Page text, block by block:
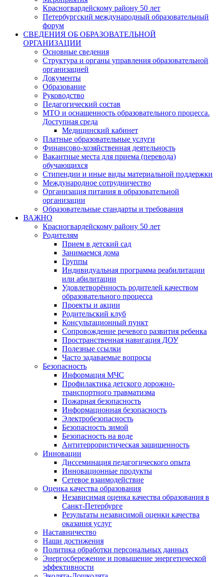
Красногвардейскому району 50 лет
Петербургский международный образовательный
форум
СВЕДЕНИЯ ОБ ОБРАЗОВАТЕЛЬНОЙ
ОРГАНИЗАЦИИ
Основные сведения
Структура и органы управления образовательной
организацией
Документы
Образование
Руководство
Педагогический состав
МТО и оснащенность образовательного процесса.
Доступная среда
Медицинский кабинет
Платные образовательные услуги
Финансово-хозяйственная деятельность
Вакантные места для приема (перевода)
обучающихся
Стипендии и иные виды материальной поддержки
Международное сотрудничество
Организация питания в образовательной
организации
Образовательные стандарты и требования
ВАЖНО
Красногвардейскому району 50 лет
Родителям
Прием в детский сад
Занимаемся дома
Группы
Индивидуальная программа реабилитации
или абилитации
Удовлетворённость родителей качеством
образовательного процесса
Проекты и акции
Родительский клуб
Консультационный пункт
Сопровождение речевого развития ребенка
Пространственная навигация ДОУ
Полезные ссылки
Часто задаваемые вопросы
Безопасность
Информация МЧС
Профилактика детского дорожно-
транспортного травматизма
Пожарная безопасность
Информационная безопасность
Электробезопасность
Безопасность зимой
Безопасность на воде
Антитеррористическая защищенность
Инновации
Диссеминация педагогического опыта
Инновационные продукты
Сетевое взаимодействие
Оценка качества образования
Независимая оценка качества образования в
Санкт-Петербурге
Результаты независимой оценки качества
оказания услуг
Наставничество
Наши достижения
Политика обработки персональных данных
Энергосбережение и повышение энергетической
эффективности